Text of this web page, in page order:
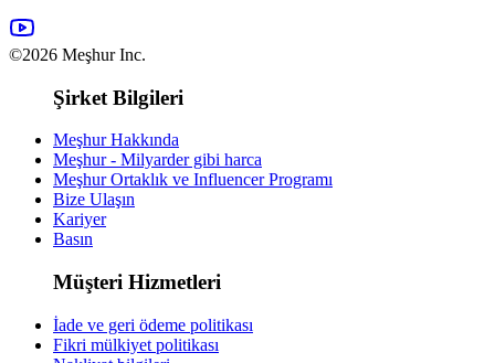
©2026 Meşhur Inc.
Şirket Bilgileri
Meşhur Hakkında
Meşhur - Milyarder gibi harca
Meşhur Ortaklık ve Influencer Programı
Bize Ulaşın
Kariyer
Basın
Müşteri Hizmetleri
İade ve geri ödeme politikası
Fikri mülkiyet politikası